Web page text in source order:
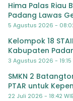
Hima Palas Riau
Padang Lawas
Padang Lawas
5 Agustus 2026 -
Kelompok 18
Kabupaten
3 Agustus 2026 - 19:15
SMKN 2
PTAR untuk
22 Juli 2026 - 18:42